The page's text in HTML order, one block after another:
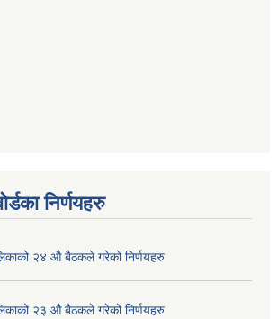
निर्णयहरु
२४ औ बैठकले गरेको निर्णयहरु
२३ औ बैठकले गरेको निर्णयहरु